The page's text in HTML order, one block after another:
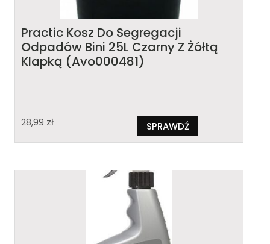
Practic Kosz Do Segregacji
Odpadów Bini 25L Czarny Z Żółtą
Klapką (Avo000481)
28,99 zł SPRAWDŹ